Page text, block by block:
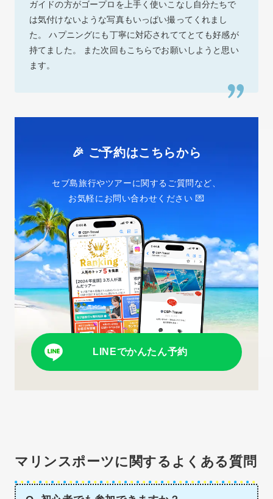
ガイドの方がゴープロを上手く使いこなし自分たちで
は気付けないような写真もいっぱい撮ってくれまし
た。 ハプニングにも丁寧に対応されててとても好感が
持てました。 また次回もこちらでお願いしようと思い
ます。
🎉 ご予約はこちらから
セブ島旅行やツアーに関するご質問など、
お気軽にお問い合わせください 💌
LINEでかんたん予約
マリンスポーツに関するよくある質問